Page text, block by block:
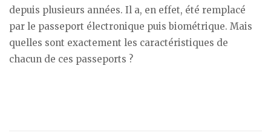
depuis plusieurs années. Il a, en effet, été remplacé
par le passeport électronique puis biométrique. Mais
quelles sont exactement les caractéristiques de
chacun de ces passeports ?